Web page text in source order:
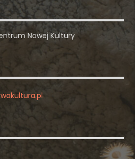
Nowej Kultury